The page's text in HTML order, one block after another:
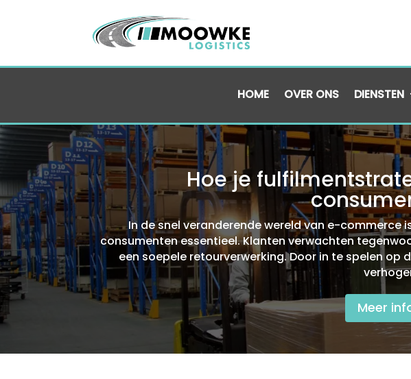
HOME OVER ONS DIENSTEN
Hoe je
In de snel veranderende wereld van e-
consumenten essentieel.​ Klanten verwachten
een soepele retourverwerking.​ Door in te spelen
Meer